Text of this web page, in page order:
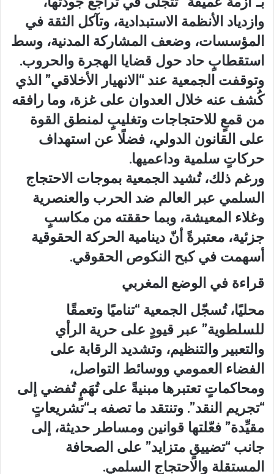
وازدياد الأنظمة الاستبدادية، وتآكل الثقة في
المؤسسات، وضعف المشاركة المدنية، وسط
استقطابٍ حاد حول قضايا الهجرة والحروب.
وتوقفت الجمعية عند “الانهيار الأخلاقي” الذي
كُشف عنه خلال العدوان على غزة، وما رافقه
من قمعٍ للاحتجاجات وتغليبٍ لمنطق القوة
على القانون الدولي، فضلًا عن استهداف
حركاتٍ سلمية وداعميها.
ورغم ذلك، تُشيد الجمعية بموجات الاحتجاج
السلمي عبر العالم ضد الحرب والعنصرية
وغلاء المعيشة، وبما حققته من مكاسبٍ
جزئية، معتبرةً أنّ دينامية الحركة الحقوقية
أسهمت في كبح النكوص الحقوقي.
قراءة في الوضع المغربي
محليًا، تُسجّل الجمعية “تناميًا وتعمقًا
للسلطوية” عبر قيودٍ على حرية الرأي
والتعبير والتنظيم، وتشديد الرقابة على
الفضاء العمومي ووسائط التواصل،
ومحاكماتٍ تعتبرها مبنيةً على تُهَمٍ تُفضي إلى
“تجريم النقد”. وتنتقد ما تصفه بـ“تشريعاتٍ
مقيِّدة” فعّلتها قوانين ومساطر حديثة، إلى
جانب “تضييقٍ متزايد” على الصحافة
المستقلة والاحتجاج السلمي.